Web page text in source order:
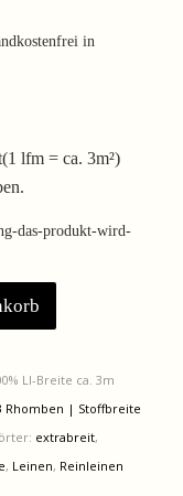
in
lfm = ca. 3m²)
das-produkt-wird-
LI-Breite ca. 3m
Rhomben | Stoffbreite
extrabreit,
, Leinen, Reinleinen